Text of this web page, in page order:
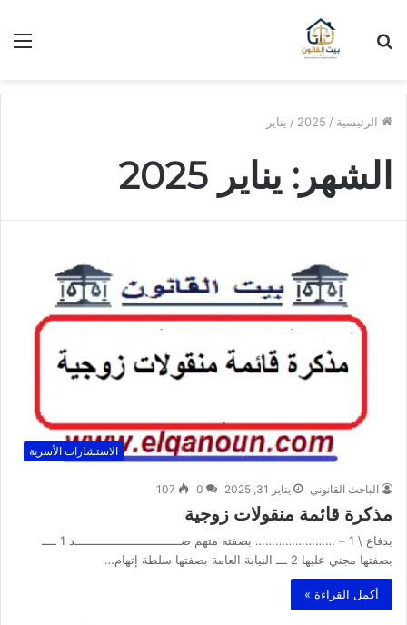
الرئيسية /
2025
/ يناير
الشهر: يناير 2025
الاستشارات الأسرية
الباحث القانوني يناير 31, 2025 0
107
مذكرة قائمة منقولات زوجية
بدفاع \ 1 – …………………… بصفته متهم ضـــــــــــــــــــــــــــــد 1 ــــ
بصفتها مجني عليها 2 ـــ النيابة العامة بصفتها سلطة إتهام…
أكمل القراءة »